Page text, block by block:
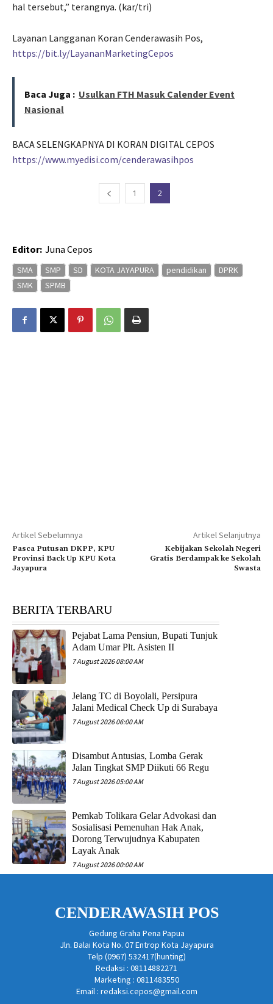
hal tersebut,” terangnya. (kar/tri)
Layanan Langganan Koran Cenderawasih Pos,
https://bit.ly/LayananMarketingCepos
Baca Juga : Usulkan FTH Masuk Calender Event
Nasional
BACA SELENGKAPNYA DI KORAN DIGITAL CEPOS
https://www.myedisi.com/cenderawasihpos
1 2
Editor: Juna Cepos
SMA SMP SD KOTA JAYAPURA pendidikan
DPRK
SMK
SPMB
Artikel Sebelumnya
Pasca Putusan DKPP, KPU
Provinsi Back Up KPU Kota
Jayapura
Artikel Selanjutnya
Kebijakan Sekolah Negeri
Gratis Berdampak ke Sekolah
Swasta
BERITA TERBARU
Pejabat Lama Pensiun, Bupati Tunjuk
Adam Umar Plt. Asisten II
7 August 2026 08:00 AM
Jelang TC di Boyolali, Persipura
Jalani Medical Check Up di Surabaya
7 August 2026 06:00 AM
Disambut Antusias, Lomba Gerak
Jalan Tingkat SMP Diikuti 66 Regu
7 August 2026 05:00 AM
Pemkab Tolikara Gelar Advokasi dan
Sosialisasi Pemenuhan Hak Anak,
Dorong Terwujudnya Kabupaten
Layak Anak
7 August 2026 00:00 AM
CENDERAWASIH POS
Gedung Graha Pena Papua
Jln. Balai Kota No. 07 Entrop Kota Jayapura
Telp (0967) 532417(hunting)
Redaksi : 08114882271
Marketing : 0811483550
Email : redaksi.cepos@gmail.com